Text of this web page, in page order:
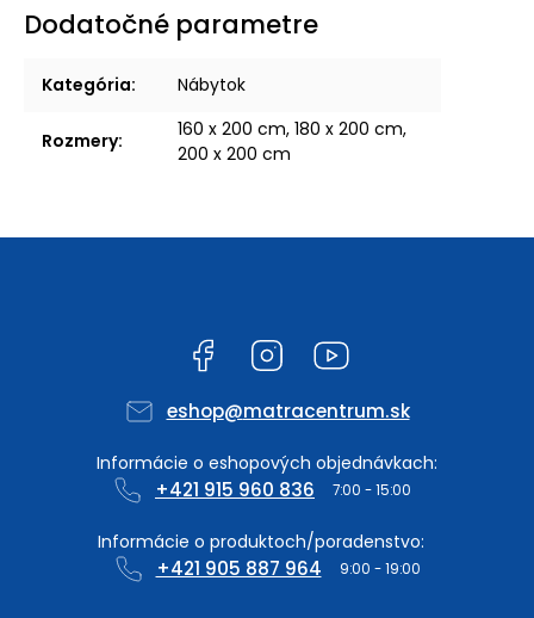
Dodatočné parametre
Kategória: Nábytok
Rozmery:
160 x 200 cm, 180 x 200 cm,
200 x 200 cm
Facebook Instagram
eshop@matracentrum.sk
+421 915 960 836
+421 905 887 964